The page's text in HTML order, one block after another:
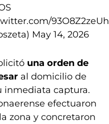
93O8Z2zeUh
May 14, 2026
una orden de
al domicilio de
inmediata captura.
efectuaron
zona y concretaron